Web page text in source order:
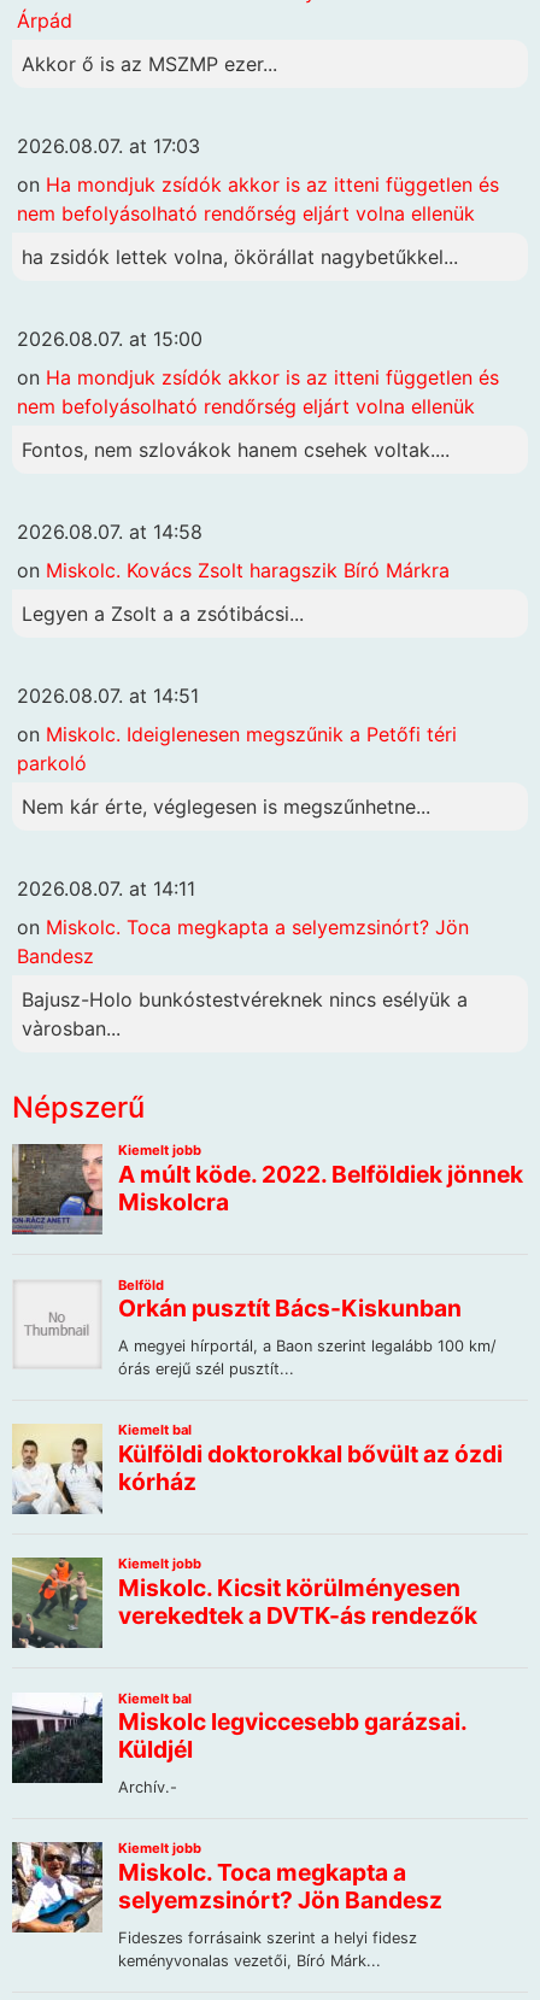
Árpád
Akkor ő is az MSZMP ezer...
2026.08.07. at 17:03
on Ha mondjuk zsídók akkor is az itteni független és
nem befolyásolható rendőrség eljárt volna ellenük
ha zsidók lettek volna, ökörállat nagybetűkkel...
2026.08.07. at 15:00
on Ha mondjuk zsídók akkor is az itteni független és
nem befolyásolható rendőrség eljárt volna ellenük
Fontos, nem szlovákok hanem csehek voltak....
2026.08.07. at 14:58
on Miskolc. Kovács Zsolt haragszik Bíró Márkra
Legyen a Zsolt a a zsótibácsi...
2026.08.07. at 14:51
on Miskolc. Ideiglenesen megszűnik a Petőfi téri
parkoló
Nem kár érte, véglegesen is megszűnhetne...
2026.08.07. at 14:11
on Miskolc. Toca megkapta a selyemzsinórt? Jön
Bandesz
Bajusz-Holo bunkóstestvéreknek nincs esélyük a
vàrosban...
Népszerű